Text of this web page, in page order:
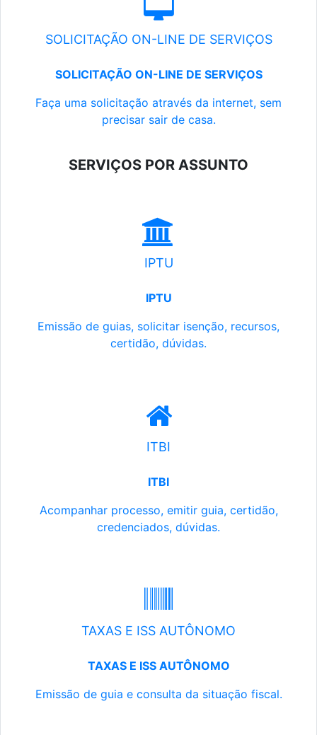
SOLICITAÇÃO ON-LINE DE SERVIÇOS
SOLICITAÇÃO ON-LINE DE SERVIÇOS
Faça uma solicitação através da internet, sem
precisar sair de casa.
SERVIÇOS POR ASSUNTO
IPTU
IPTU
Emissão de guias, solicitar isenção, recursos,
certidão, dúvidas.
ITBI
ITBI
Acompanhar processo, emitir guia, certidão,
credenciados, dúvidas.
TAXAS E ISS AUTÔNOMO
TAXAS E ISS AUTÔNOMO
Emissão de guia e consulta da situação fiscal.